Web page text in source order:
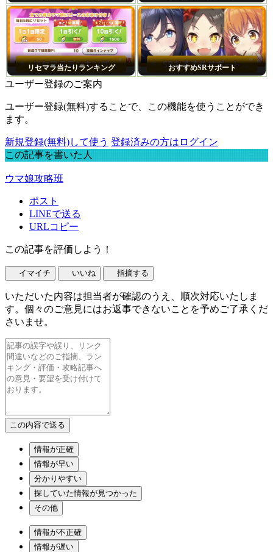
リセマラ当たりランキング おすすめSRサポート
ユーザー登録のご案内
ユーザー登録(無料)することで、この機能を使うことができ
ます。
新規登録(無料)して使う 登録済みの方はログイン
この記事を書いた人
ウマ娘攻略班
ポスト
LINEで送る
URLコピー
この記事を評価しよう！
イマイチ いいね 指摘する
いただいた内容は担当者が確認のうえ、順次対応いたしま
す。個々のご意見にはお返事できないことを予めご了承くだ
さいませ。
情報が正確
情報が早い
分かりやすい
探していた情報が見つかった
その他
情報が不正確
情報が遅い